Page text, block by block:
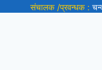
संचालक /प्रवन्धक :